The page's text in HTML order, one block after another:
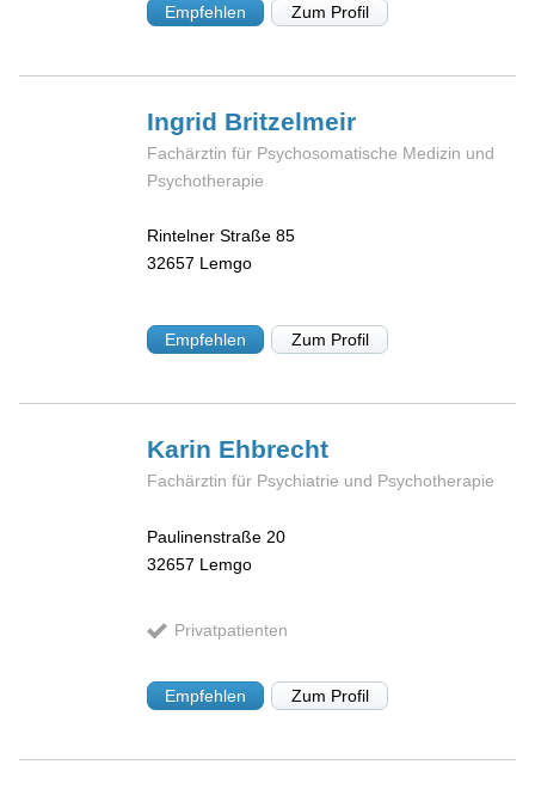
Empfehlen Zum Profil
Ingrid Britzelmeir
Fachärztin für Psychosomatische Medizin und
Psychotherapie
Rintelner Straße 85
32657 Lemgo
Empfehlen Zum Profil
Karin Ehbrecht
Fachärztin für Psychiatrie und Psychotherapie
Paulinenstraße 20
32657 Lemgo
Privatpatienten
Empfehlen Zum Profil